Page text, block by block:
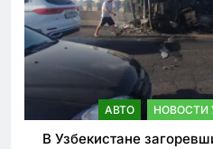
АВТО НОВОСТИ
В Узбекистане